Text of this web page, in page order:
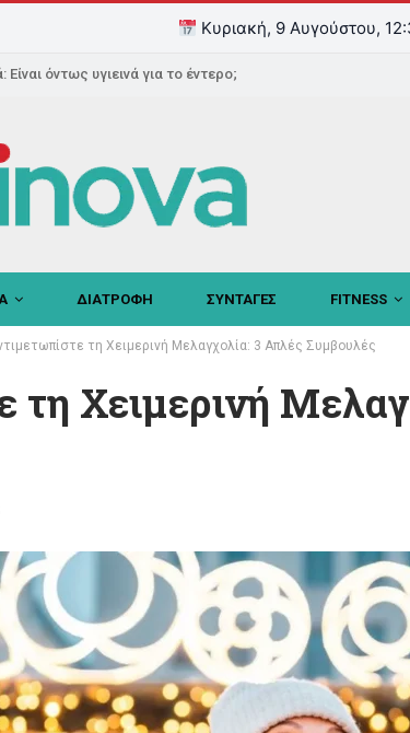
Κυριακή, 9 Αυγούστου,
όντως υγιεινά για το έντερο;
ΔΙΑΤΡΟΦΗ ΣΥΝΤΑΓΕΣ FITNESS
τη Χειμερινή Μελαγχολία: 3 Απλές Συμβουλές
τη Χειμερινή